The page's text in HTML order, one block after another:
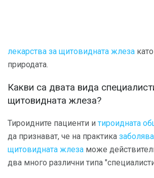
лекарства за щитовидната жлеза
природата.
Какви са двата вида
щитовидната жлеза?
Тироидните пациенти и тироидната
да признават, че на практика
щитовидната жлеза може
два много различни типа